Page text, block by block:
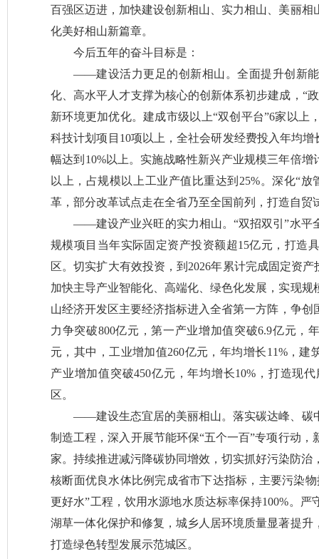
百强区迈进，加快建设创新相山、实力相山、美丽
化美好相山新篇章。
今后五年的奋斗目标是：
——建设活力更足的创新相山。全面提升创新
化、高水平人才支撑为核心的创新体系初步建成，“
新环境更加优化。建成市级以上“双创平台”6家以上
科技计划项目10项以上，全社会研发经费投入年均
幅达到10%以上。实施战略性新兴产业规模三年倍
以上，占规模以上工业产值比重达到25%。深化“
革，部分改革试点走在全省乃至全国前列，打造自贸
——建设产业兴旺的实力相山。“双招双引”水平
规模项目当年实际固定资产投资额超15亿元，打造
区。切实扩大有效投资，到2026年累计完成固定资
加快主导产业智能化、高端化、绿色化发展，实现
山经济开发区主要经济指标进入全省第一方阵，争创
力争突破800亿元，第一产业增加值突破6.9亿元，
元，其中，工业增加值260亿元，年均增长11%，建
产业增加值突破450亿元，年均增长10%，打造现
区。
——建设生态宜居的美丽相山。落实碳达峰、碳
制造工程，深入开展节能环保“五个一百”专项行动
家。持续推进减污降碳协同增效，切实抓好污染防治
核断面优良水体比例完成省市下达指标，主要污染
更好水”工程，饮用水源地水质达标率保持100%。
湖草一体化保护和修复，城乡人居环境质量显著提
打造绿色转型发展示范城区。